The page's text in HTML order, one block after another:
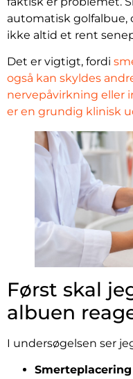
automatisk golfalbue,
ikke altid et rent
Det er vigtigt, fordi
også kan skyldes
nervepåvirkning eller
er en grundig klinisk
Først skal
albuen
I undersøgelsen ser
Smerteplacering